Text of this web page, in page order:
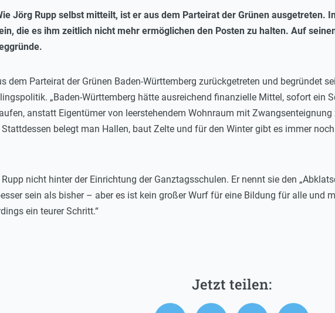
Jörg Rupp selbst mitteilt, ist er aus dem Parteirat der Grünen ausgetreten.
die es ihm zeitlich nicht mehr ermöglichen den Posten zu halten. Auf
dem Parteirat der Grünen Baden-Württemberg zurückgetreten und begründet
„Baden-Württemberg hätte ausreichend finanzielle Mittel, sofort ein
anstatt Eigentümer von leerstehendem Wohnraum mit Zwangsenteignung
belegt man Hallen, baut Zelte und für den Winter gibt es immer
nicht hinter der Einrichtung der Ganztagsschulen. Er nennt sie den
sein als bisher – aber es ist kein großer Wurf für eine Bildung für alle und
ein teurer Schritt.“